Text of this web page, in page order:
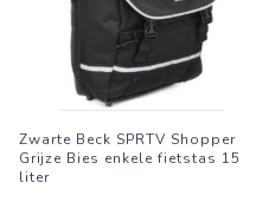
Zwarte Beck SPRTV Shopper
Grijze Bies enkele fietstas 15
liter